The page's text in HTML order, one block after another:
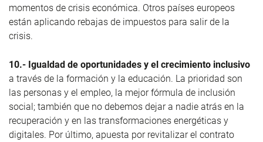
momentos de crisis económica. Otros países europeos
están aplicando rebajas de impuestos para salir de la
crisis.
10.- Igualdad de oportunidades y el crecimiento inclusivo
a través de la formación y la educación. La prioridad son
las personas y el empleo, la mejor fórmula de inclusión
social; también que no debemos dejar a nadie atrás en la
recuperación y en las transformaciones energéticas y
digitales. Por último, apuesta por revitalizar el contrato